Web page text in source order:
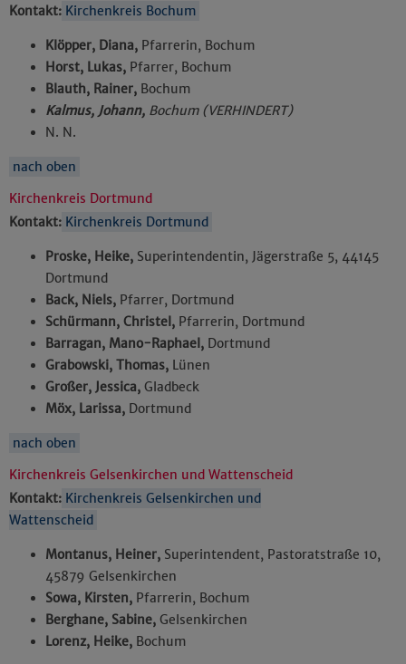
Kontakt: Kirchenkreis Bochum
Klöpper, Diana, Pfarrerin, Bochum
Horst, Lukas, Pfarrer, Bochum
Blauth, Rainer, Bochum
Kalmus, Johann, Bochum (VERHINDERT)
N. N.
nach oben
Kirchenkreis Dortmund
Kontakt: Kirchenkreis Dortmund
Proske, Heike, Superintendentin, Jägerstraße 5, 44145
Dortmund
Back, Niels, Pfarrer, Dortmund
Schürmann, Christel, Pfarrerin, Dortmund
Barragan, Mano-Raphael, Dortmund
Grabowski, Thomas, Lünen
Großer, Jessica, Gladbeck
Möx, Larissa, Dortmund
nach oben
Kirchenkreis Gelsenkirchen und Wattenscheid
Kontakt: Kirchenkreis Gelsenkirchen und
Wattenscheid
Montanus, Heiner, Superintendent, Pastoratstraße 10,
45879 Gelsenkirchen
Sowa, Kirsten, Pfarrerin, Bochum
Berghane, Sabine, Gelsenkirchen
Lorenz, Heike, Bochum